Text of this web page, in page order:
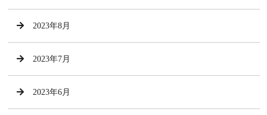
2023年8月
2023年7月
2023年6月